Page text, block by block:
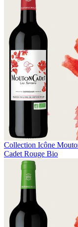
Collection Icône
Cadet Rouge Bio